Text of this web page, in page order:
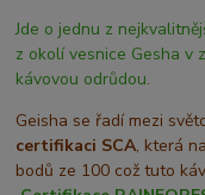
Jde o jednu z
z okolí vesnice Gesha v
kávovou odrůdou.
Geisha se řadí mezi
certifikaci SCA, která
bodů ze 100 což tuto